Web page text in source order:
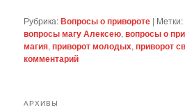
Рубрика:Вопросы о привороте | Метки:
вопросы магу Алексею,вопросы о
магия,приворот молодых,приворот
комментарий
АРХИВЫ